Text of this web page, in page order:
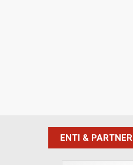
ENTI & PARTNER